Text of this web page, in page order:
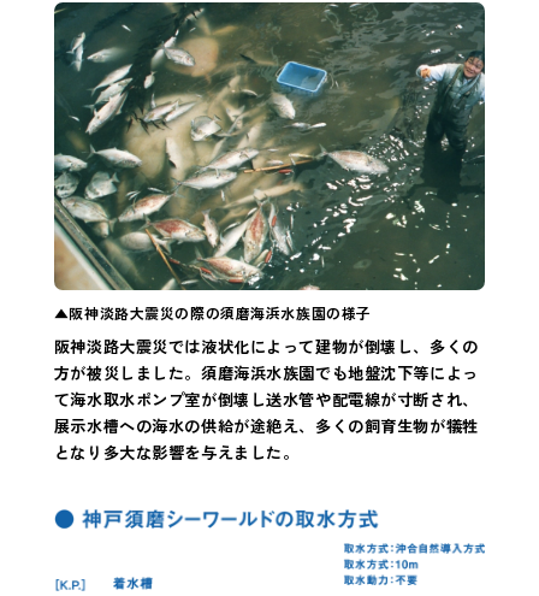
▲阪神淡路大震災の際の須磨海浜水族園の様子
阪神淡路大震災では液状化によって建物が倒壊し、多くの
方が被災しました。須磨海浜水族園でも地盤沈下等によっ
て海水取水ポンプ室が倒壊し送水管や配電線が寸断され、
展示水槽への海水の供給が途絶え、多くの飼育生物が犠牲
となり多大な影響を与えました。